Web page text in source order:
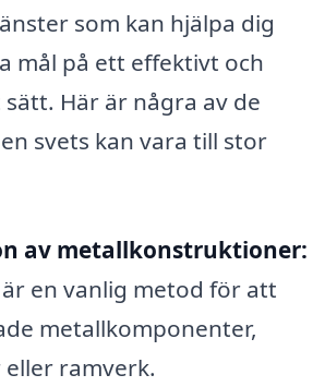
som kan hjälpa dig
mål på ett effektivt och
Här är några av de
svets kan vara till stor
av metallkonstruktioner:
en vanlig metod för att
metallkomponenter,
ramverk.